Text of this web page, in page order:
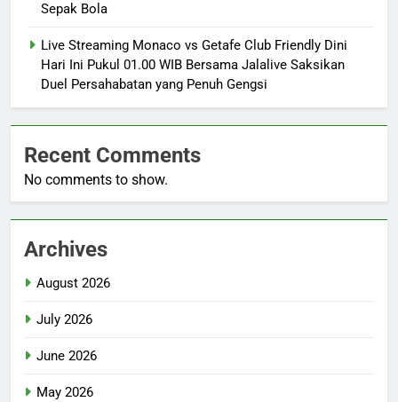
Sepak Bola
Live Streaming Monaco vs Getafe Club Friendly Dini
Hari Ini Pukul 01.00 WIB Bersama Jalalive Saksikan
Duel Persahabatan yang Penuh Gengsi
Recent Comments
No comments to show.
Archives
August 2026
July 2026
June 2026
May 2026